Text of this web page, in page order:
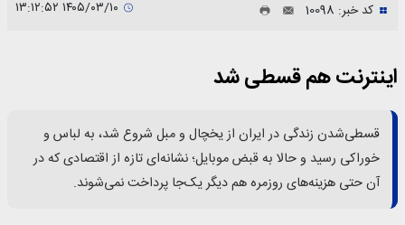
کد خبر: 10098
اینترنت هم قسطی شد
قسطی‌شدن زندگی در ایران از یخچال و مبل شروع شد، به لباس و
خوراکی رسید و حالا به قبض موبایل؛ نشانه‌ای تازه از اقتصادی که در
آن حتی هزینه‌های روزمره هم دیگر یک‌جا پرداخت نمی‌شوند.